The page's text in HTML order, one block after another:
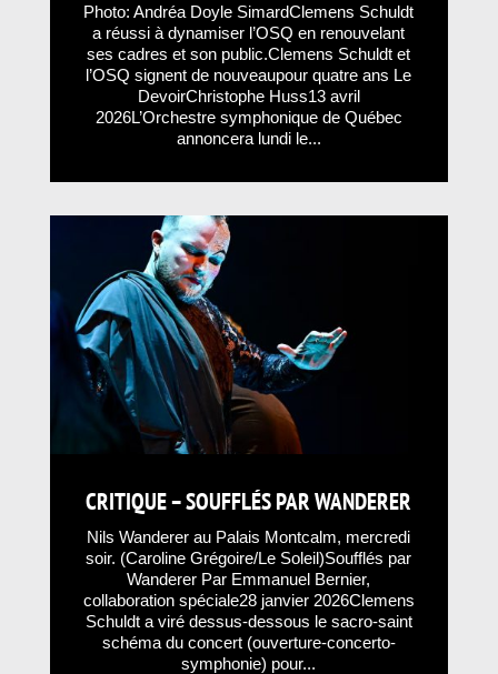
Photo: Andréa Doyle SimardClemens Schuldt
a réussi à dynamiser l’OSQ en renouvelant
ses cadres et son public.Clemens Schuldt et
l’OSQ signent de nouveaupour quatre ans Le
DevoirChristophe Huss13 avril
2026L’Orchestre symphonique de Québec
annoncera lundi le...
CRITIQUE – SOUFFLÉS PAR WANDERER
Nils Wanderer au Palais Montcalm, mercredi
soir. (Caroline Grégoire/Le Soleil)Soufflés par
Wanderer Par Emmanuel Bernier,
collaboration spéciale28 janvier 2026Clemens
Schuldt a viré dessus-dessous le sacro-saint
schéma du concert (ouverture-concerto-
symphonie) pour...